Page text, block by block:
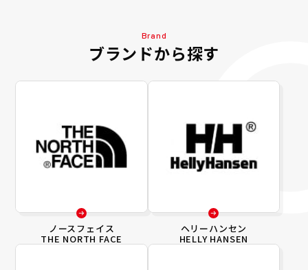
Brand
ブランドから探す
ノースフェイス
THE NORTH FACE
ヘリーハンセン
HELLY HANSEN